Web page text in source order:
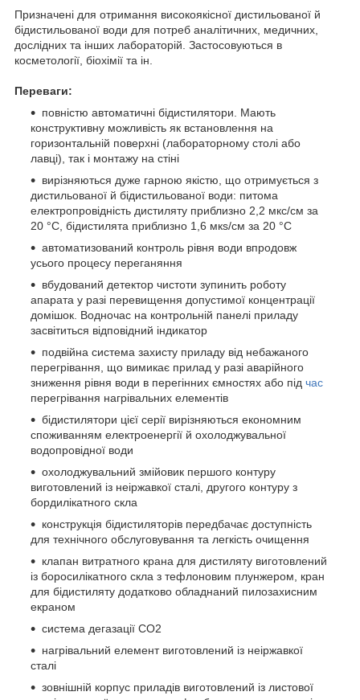
Призначені для отримання високоякісної дистильованої й
бідистильованої води для потреб аналітичних, медичних,
дослідних та інших лабораторій. Застосовуються в
косметології, біохімії та ін.
Переваги:
повністю автоматичні бідистилятори. Мають
конструктивну можливість як встановлення на
горизонтальній поверхні (лабораторному столі або
лавці), так і монтажу на стіні
вирізняються дуже гарною якістю, що отримується з
дистильованої й бідистильованої води: питома
електропровідність дистиляту приблизно 2,2 мкс/см за
20 °C, бідистилята приблизно 1,6 мкs/см за 20 °C
автоматизований контроль рівня води впродовж
усього процесу переганяння
вбудований детектор чистоти зупинить роботу
апарата у разі перевищення допустимої концентрації
домішок. Водночас на контрольній панелі приладу
засвітиться відповідний індикатор
подвійна система захисту приладу від небажаного
перегрівання, що вимикає прилад у разі аварійного
зниження рівня води в перегінних ємностях або під час
перегрівання нагрівальних елементів
бідистилятори цієї серії вирізняються економним
споживанням електроенергії й охолоджувальної
водопровідної води
охолоджувальний змійовик першого контуру
виготовлений із неіржавкої сталі, другого контуру з
бордилікатного скла
конструкція бідистиляторів передбачає доступність
для технічного обслуговування та легкість очищення
клапан витратного крана для дистиляту виготовлений
із боросилікатного скла з тефлоновим плунжером, кран
для бідистиляту додатково обладнаний пилозахисним
екраном
система дегазації СО2
нагрівальний елемент виготовлений із неіржавкої
сталі
зовнішній корпус приладів виготовлений із листової